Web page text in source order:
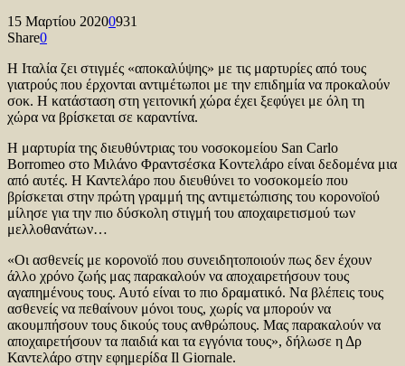
15 Μαρτίου 20200931
Share0
Η Ιταλία ζει στιγμές «αποκαλύψης» με τις μαρτυρίες από τους
γιατρούς που έρχονται αντιμέτωποι με την επιδημία να προκαλούν
σοκ. Η κατάσταση στη γειτονική χώρα έχει ξεφύγει με όλη τη
χώρα να βρίσκεται σε καραντίνα.
Η μαρτυρία της διευθύντριας του νοσοκομείου San Carlo
Borromeo στο Μιλάνο Φραντσέσκα Κοντελάρο είναι δεδομένα μια
από αυτές. Η Καντελάρο που διευθύνει το νοσοκομείο που
βρίσκεται στην πρώτη γραμμή της αντιμετώπισης του κορονοϊού
μίλησε για την πιο δύσκολη στιγμή του αποχαιρετισμού των
μελλοθανάτων…
«Οι ασθενείς με κορονοϊό που συνειδητοποιούν πως δεν έχουν
άλλο χρόνο ζωής μας παρακαλούν να αποχαιρετήσουν τους
αγαπημένους τους. Αυτό είναι το πιο δραματικό. Να βλέπεις τους
ασθενείς να πεθαίνουν μόνοι τους, χωρίς να μπορούν να
ακουμπήσουν τους δικούς τους ανθρώπους. Μας παρακαλούν να
αποχαιρετήσουν τα παιδιά και τα εγγόνια τους», δήλωσε η Δρ
Καντελάρο στην εφημερίδα Il Giornale.